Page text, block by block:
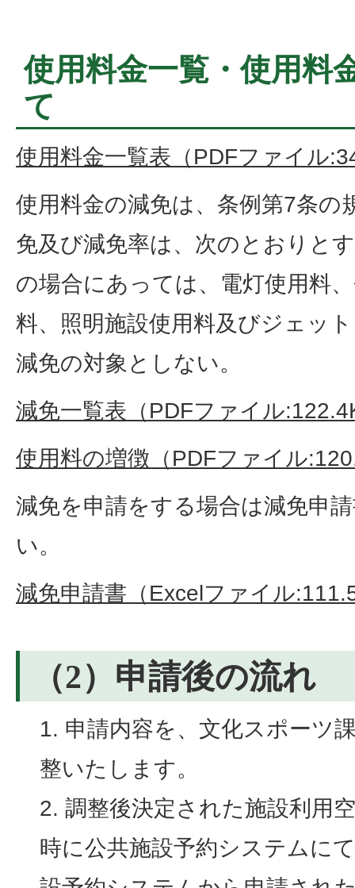
使用料金一覧・使用料
て
使用料金一覧表（PDFファイル
使用料金の減免は、条例第7条の
免及び減免率は、次のとおりと
の場合にあっては、電灯使用料
料、照明施設使用料及びジェッ
減免の対象としない。
減免一覧表（PDFファイル
使用料の増徴（PDFファイル
減免を申請をする場合は減免申
い。
減免申請書（Excelファイル
（2）申請後の流れ
申請内容を、文化スポーツ
整いたします。
調整後決定された施設利用
時に公共施設予約システムに